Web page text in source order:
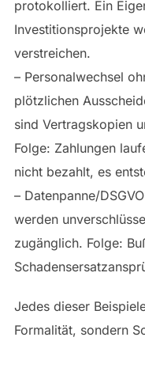
protokolliert. Ein
Investitionsprojekte
verstreichen.
– Personalwechsel
plötzlichen
sind Vertragskopien
Folge: Zahlungen
nicht bezahlt, es
– Datenpanne/
werden
zugänglich. Folge:
Jedes dieser
Formalität, sondern